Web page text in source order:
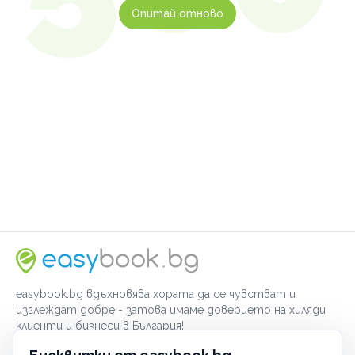
Опитай отново
easybook.bg вдъхновява хората да се чувстват и
изглеждат добре - затова имаме доверието на хиляди
клиенти и бизнеси в България!